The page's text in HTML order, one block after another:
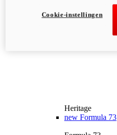
Heritage
new Formula 73
Cookie-instellingen